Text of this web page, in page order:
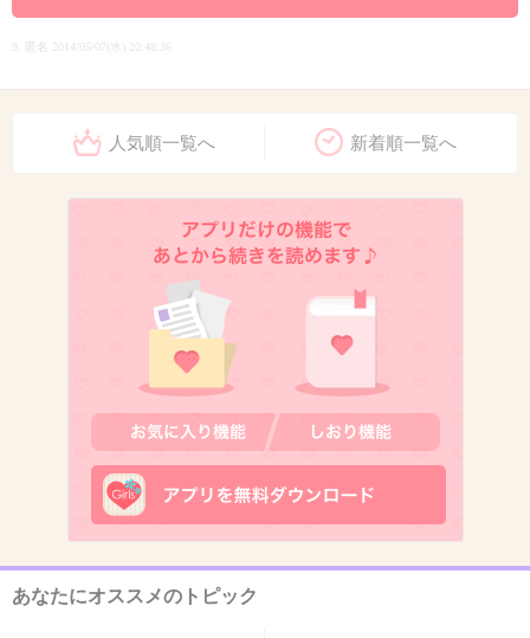
9. 匿名 2014/05/07(水) 20:48:36
えっ…ああああいさつ的な？？
+71
なぜそんな雰囲気にw
現場仲良さそうだよね！
+23
人気順一覧へ 新着順一覧へ
あなたにオススメのトピック